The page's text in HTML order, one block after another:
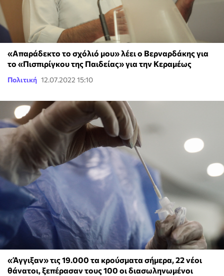
«Απαράδεκτο το σχόλιό μου» λέει ο Βερναρδάκης για
το «Πισπιρίγκου της Παιδείας» για την Κεραμέως
Πολιτική 12.07.2022 15:10
«Άγγιξαν» τις 19.000 τα κρούσματα σήμερα, 22 νέοι
θάνατοι, ξεπέρασαν τους 100 οι διασωληνωμένοι